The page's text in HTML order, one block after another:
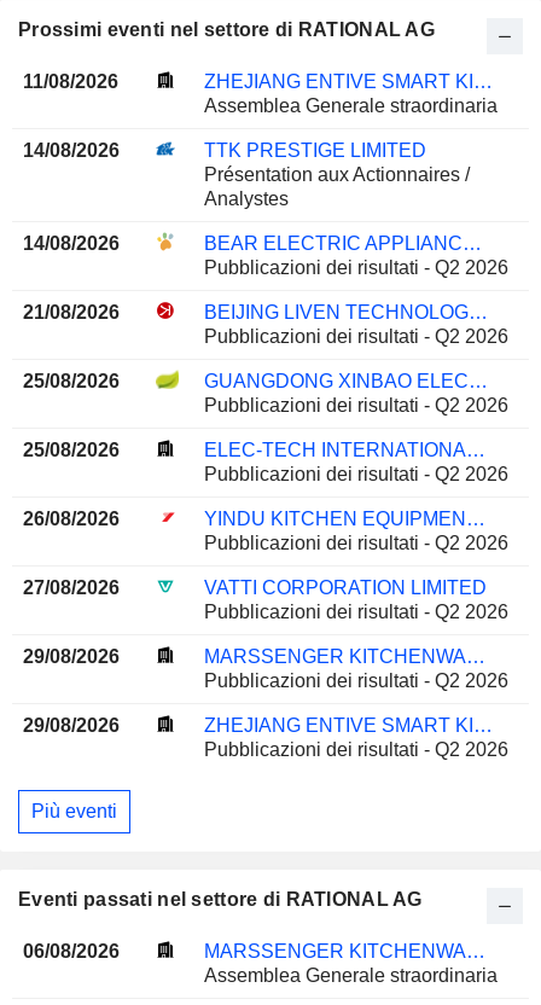
Prossimi eventi nel settore di RATIONAL AG
11/08/2026
ZHEJIANG ENTIVE SMART KITCHEN APPLIANCE CO., LTD.
Assemblea Generale straordinaria
14/08/2026
TTK PRESTIGE LIMITED
Présentation aux Actionnaires /
Analystes
14/08/2026
BEAR ELECTRIC APPLIANCE CO.,LTD.
Pubblicazioni dei risultati - Q2 2026
21/08/2026
BEIJING LIVEN TECHNOLOGY CO.,LTD.
Pubblicazioni dei risultati - Q2 2026
25/08/2026
GUANGDONG XINBAO ELECTRICAL APPLIANCES HOLDINGS CO., LTD
Pubblicazioni dei risultati - Q2 2026
25/08/2026
ELEC-TECH INTERNATIONAL CO., LTD.
Pubblicazioni dei risultati - Q2 2026
26/08/2026
YINDU KITCHEN EQUIPMENT CO., LTD
Pubblicazioni dei risultati - Q2 2026
27/08/2026
VATTI CORPORATION LIMITED
Pubblicazioni dei risultati - Q2 2026
29/08/2026
MARSSENGER KITCHENWARE CO., LTD.
Pubblicazioni dei risultati - Q2 2026
29/08/2026
ZHEJIANG ENTIVE SMART KITCHEN APPLIANCE CO., LTD.
Pubblicazioni dei risultati - Q2 2026
Più eventi
Eventi passati nel settore di RATIONAL AG
06/08/2026
MARSSENGER KITCHENWARE CO., LTD.
Assemblea Generale straordinaria